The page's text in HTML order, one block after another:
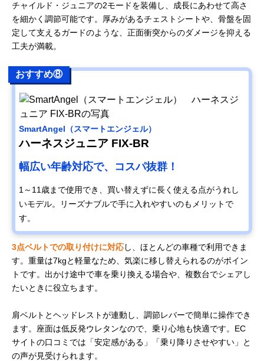
チャイルド・ジュニアの2モードを装備し、成長にあわせて高さ
を細かく調節可能です。厚みがあるチェストシートや、骨盤を固
定して支えるガードのような、正面衝突からのダメージを抑える
工夫が満載。
おすすめ⑧
SmartAngel（スマートエンジェル）
ハーネスジュニア FIX-BR
幅広い年齢対応で、コスパ抜群！
1～11歳まで使用でき、買い替えずに長く使える点がうれし
いモデル。リーズナブルで手に入れやすいのもメリットで
す。
3点ベルトでの取り付けに対応し、ほとんどの車種で利用できま
す。重量は7kgと軽量なため、気楽に移し替えられるのがポイン
トです。出かけ途中で車を乗り換える場合や、複数台でシェアし
たいときに役立ちます。
肩ベルトとヘッドレストが連動し、調節レバーで簡単に操作でき
ます。座面は低反発ウレタンなので、乗り心地も快適です。EC
サイトの口コミでは「安定感がある」「乗り降りさせやすい」と
の声が見受けられます。